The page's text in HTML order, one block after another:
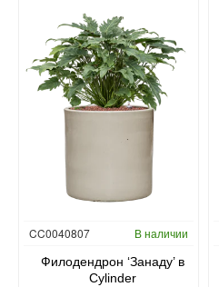
CC0040807 В наличии
Филодендрон ‘Занаду’ в
Cylinder